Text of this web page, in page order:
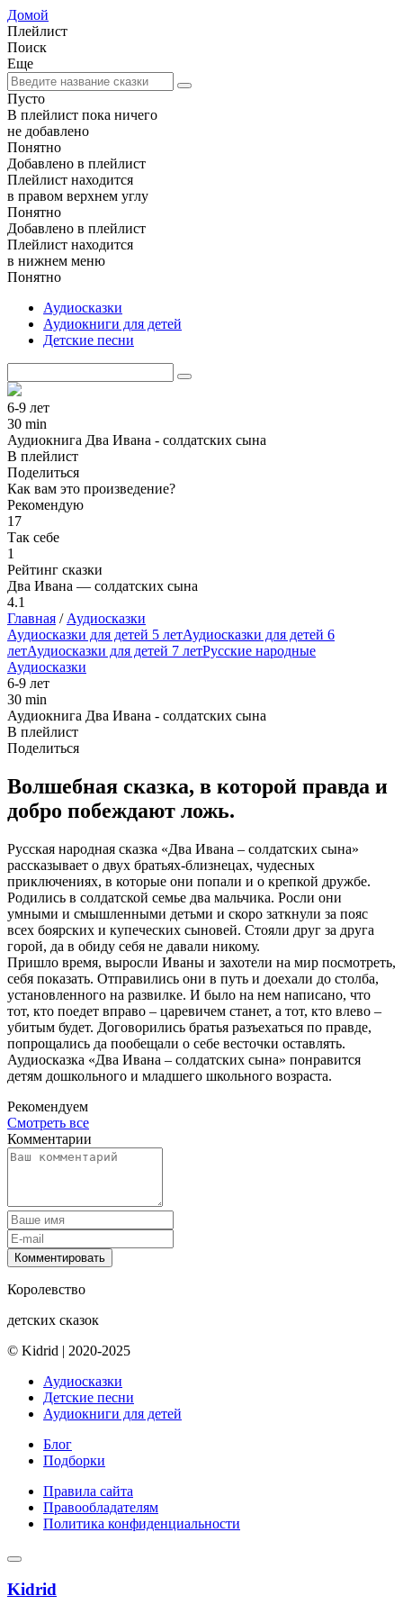
Домой
Плейлист
Поиск
Еще
Пусто
В плейлист пока ничего
не добавлено
Понятно
Добавлено в плейлист
Плейлист находится
в правом верхнем углу
Понятно
Добавлено в плейлист
Плейлист находится
в нижнем меню
Понятно
Аудиосказки
Аудиокниги для детей
Детские песни
6-9 лет
30 min
Аудиокнига Два Ивана - солдатских сына
В плейлист
Поделиться
Как вам это произведение?
Рекомендую
17
Так себе
1
Рейтинг сказки
Два Ивана — солдатских сына
4.1
Главная / Аудиосказки
Аудиосказки для детей 5 летАудиосказки для детей 6
летАудиосказки для детей 7 летРусские народные
Аудиосказки
6-9 лет
30 min
Аудиокнига Два Ивана - солдатских сына
В плейлист
Поделиться
Волшебная сказка, в которой правда и
добро побеждают ложь.
Русская народная сказка «Два Ивана – солдатских сына»
рассказывает о двух братьях-близнецах, чудесных
приключениях, в которые они попали и о крепкой дружбе.
Родились в солдатской семье два мальчика. Росли они
умными и смышленными детьми и скоро заткнули за пояс
всех боярских и купеческих сыновей. Стояли друг за друга
горой, да в обиду себя не давали никому.
Пришло время, выросли Иваны и захотели на мир посмотреть,
себя показать. Отправились они в путь и доехали до столба,
установленного на развилке. И было на нем написано, что
тот, кто поедет вправо – царевичем станет, а тот, кто влево –
убитым будет. Договорились братья разъехаться по правде,
попрощались да пообещали о себе весточки оставлять.
Аудиосказка «Два Ивана – солдатских сына» понравится
детям дошкольного и младшего школьного возраста.
Рекомендуем
Смотреть все
Комментарии
Комментировать
Королевство
детских сказок
© Kidrid | 2020-2025
Аудиосказки
Детские песни
Аудиокниги для детей
Блог
Подборки
Правила сайта
Правообладателям
Политика конфиденциальности
Kidrid